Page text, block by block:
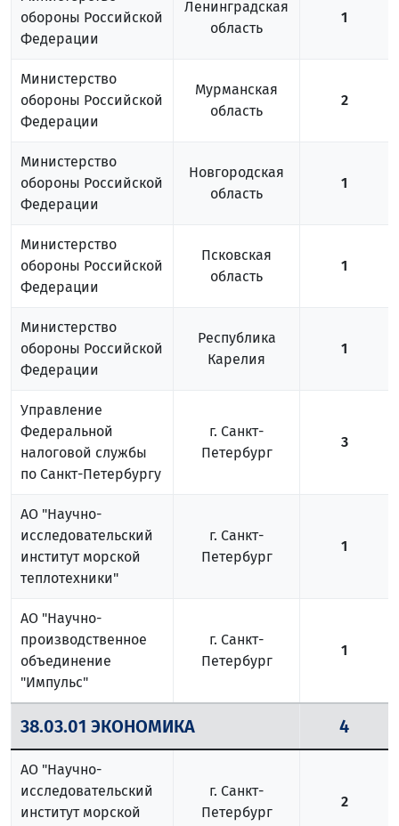
обороны Российской
Федерации
Ленинградская
область
1
Министерство
обороны Российской
Федерации
Мурманская
область
2
Министерство
обороны Российской
Федерации
Новгородская
область
1
Министерство
обороны Российской
Федерации
Псковская
область
1
Министерство
обороны Российской
Федерации
Республика
Карелия
1
Управление
Федеральной
налоговой службы
по Санкт-Петербургу
г. Санкт-
Петербург
3
АО "Научно-
исследовательский
институт морской
теплотехники"
г. Санкт-
Петербург
1
АО "Научно-
производственное
объединение
"Импульс"
г. Санкт-
Петербург
1
38.03.01 ЭКОНОМИКА 4
АО "Научно-
исследовательский
институт морской
г. Санкт-
Петербург
2